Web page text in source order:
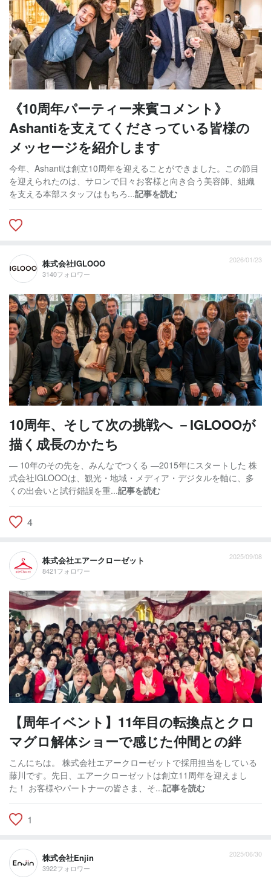
《10周年パーティー来賓コメント》
Ashantiを支えてくださっている皆様の
メッセージを紹介します
今年、Ashantiは創立10周年を迎えることができました。この節目
を迎えられたのは、サロンで日々お客様と向き合う美容師、組織
を支える本部スタッフはもちろ...記事を読む
株式会社IGLOOO
3140フォロワー
2026/01/23
10周年、そして次の挑戦へ －IGLOOOが
描く成長のかたち
― 10年のその先を、みんなでつくる ―2015年にスタートした 株
式会社IGLOOOは、観光・地域・メディア・デジタルを軸に、多
くの出会いと試行錯誤を重...記事を読む
4
株式会社エアークローゼット
8421フォロワー
2025/09/08
【周年イベント】11年目の転換点とクロ
マグロ解体ショーで感じた仲間との絆
こんにちは。 株式会社エアークローゼットで採用担当をしている
藤川です。先日、エアークローゼットは創立11周年を迎えまし
た！ お客様やパートナーの皆さま、そ...記事を読む
1
株式会社Enjin
3922フォロワー
2025/06/30